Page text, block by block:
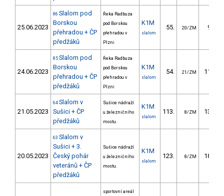
25.06.2023
86 Slalom pod
Borskou
přehradou + ČP
předžáků
Řeka Radbuza
pod Borskou
přehradou v
Plzni
K1M
slalom
55. 20/ZM 96.50
24.06.2023
85 Slalom pod
Borskou
přehradou + ČP
předžáků
Řeka Radbuza
pod Borskou
přehradou v
Plzni
K1M
slalom
54. 21/ZM 115.70
21.05.2023
64 Slalom v
Sušici + ČP
předžáků
Sušice nádraží
u železničního
mostu.
K1M
slalom
113. 8/ZM 138.91
20.05.2023
63 Slalom v
Sušici + 3.
Český pohár
veteránů + ČP
předžáků
Sušice nádraží
u železničního
mostu.
K1M
slalom
123. 8/ZM 181.84
sportovní areál